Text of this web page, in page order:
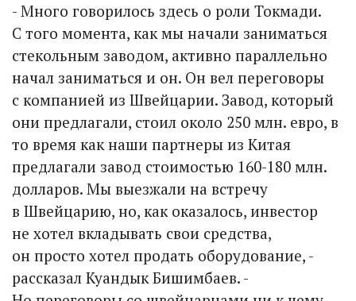
- Много говорилось здесь о роли Токмади.
С того момента, как мы начали заниматься
стекольным заводом, активно параллельно
начал заниматься и он. Он вел переговоры
с компанией из Швейцарии. Завод, который
они предлагали, стоил около 250 млн. евро, в
то время как наши партнеры из Китая
предлагали завод стоимостью 160-180 млн.
долларов. Мы выезжали на встречу
в Швейцарию, но, как оказалось, инвестор
не хотел вкладывать свои средства,
он просто хотел продать оборудование, -
рассказал Куандык Бишимбаев. -